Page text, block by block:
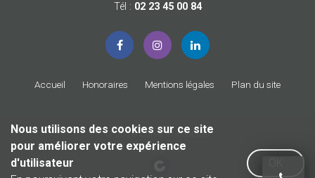
Nous utilisons des cookies sur ce site
pour améliorer votre expérience
d'utilisateur
Tél : 02 23 45 00 84
Accueil Honoraires Mentions légales Plan du site
© 2026 Côme Immobilier
Design by